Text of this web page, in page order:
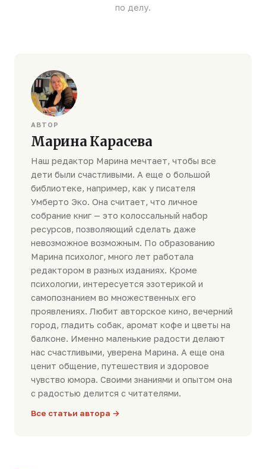
по делу.
АВТОР
Марина Карасева
Наш редактор Марина мечтает, чтобы все
дети были счастливыми. А еще о большой
библиотеке, например, как у писателя
Умберто Эко. Она считает, что личное
собрание книг — это колоссальный набор
ресурсов, позволяющий сделать даже
невозможное возможным. По образованию
Марина психолог, много лет работала
редактором в разных изданиях. Кроме
психологии, интересуется эзотерикой и
самопознанием во множественных его
проявлениях. Любит авторское кино, вечерний
город, гладить собак, аромат кофе и цветы на
балконе. Именно маленькие радости делают
нас счастливыми, уверена Марина. А еще она
ценит общение, путешествия и здоровое
чувство юмора. Своими знаниями и опытом она
с радостью делится с читателями.
Все статьи автора →